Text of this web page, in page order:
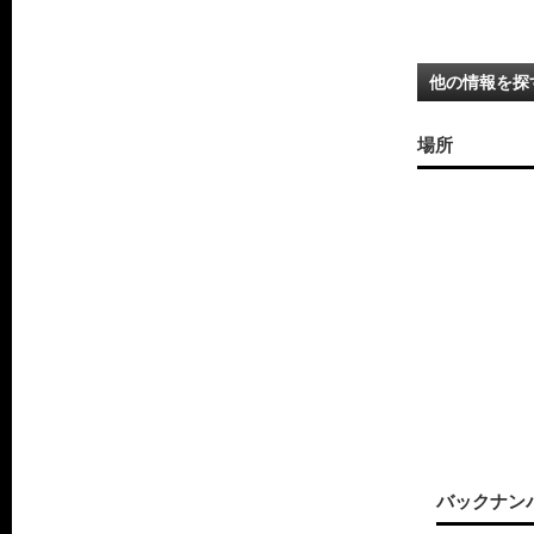
他の情報を探
場所
バックナン